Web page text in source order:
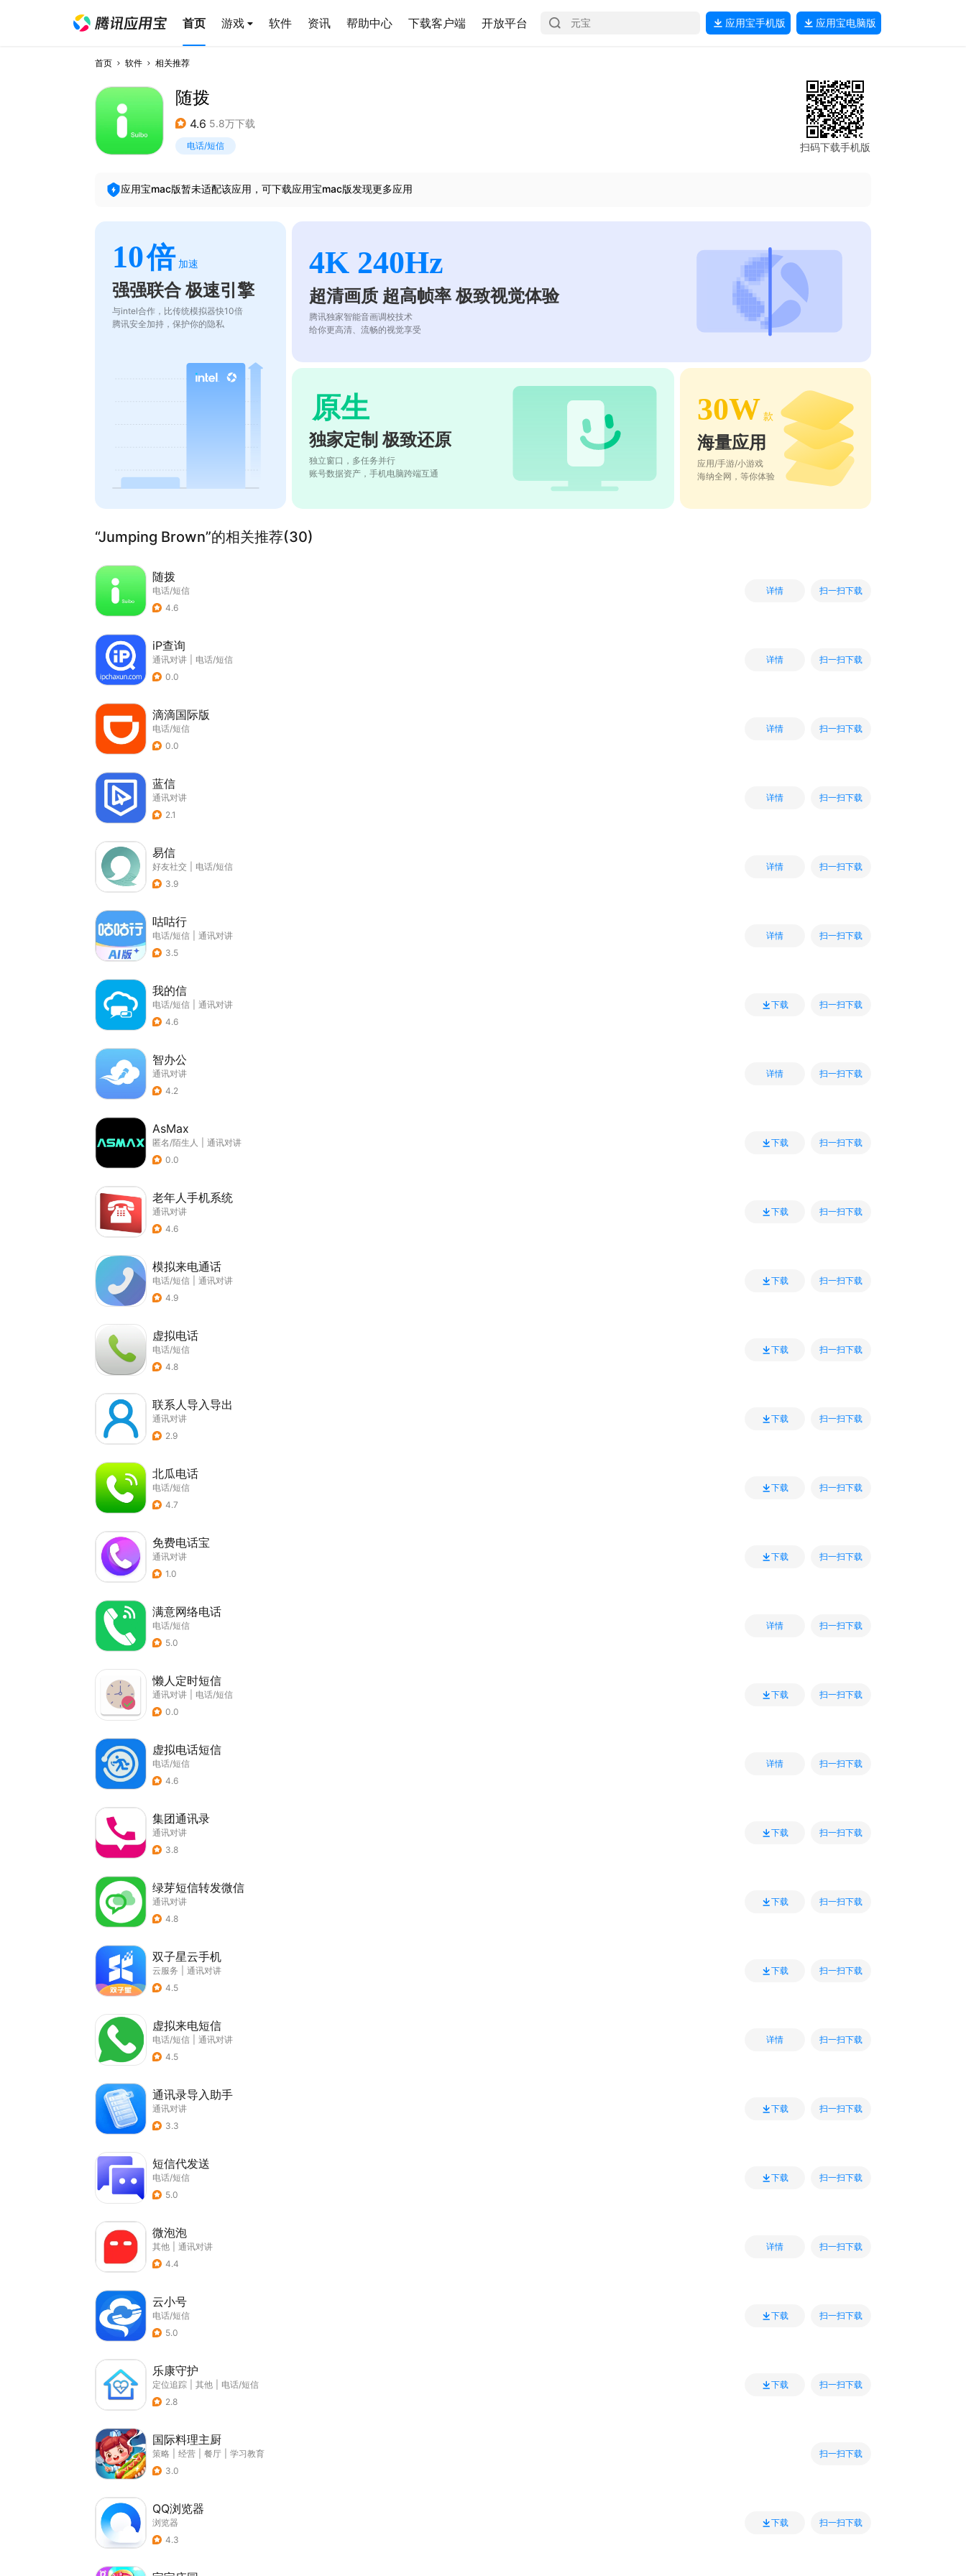
首页 游戏 软件 资讯 帮助中心 下载客户端 开放平台 应用宝手机版 应用宝电脑版
首页 软件 相关推荐
随拨
4.6 5.8万下载
电话/短信 扫码下载手机版
应用宝mac版暂未适配该应用，可下载应用宝mac版发现更多应用
10倍 加速
强强联合 极速引擎
与intel合作，比传统模拟器快10倍
腾讯安全加持，保护你的隐私
4K 240Hz
超清画质 超高帧率 极致视觉体验
腾讯独家智能音画调校技术
给你更高清、流畅的视觉享受
原生
独家定制 极致还原
独立窗口，多任务并行
账号数据资产，手机电脑跨端互通
30W 款
海量应用
应用/手游/小游戏
海纳全网，等你体验
“Jumping Brown”的相关推荐(30)
随拨
电话/短信
4.6
详情 扫一扫下载
iP查询
通讯对讲
电话/短信
0.0
详情 扫一扫下载
滴滴国际版
电话/短信
0.0
详情 扫一扫下载
蓝信
通讯对讲
2.1
详情 扫一扫下载
易信
好友社交
电话/短信
3.9
详情 扫一扫下载
咕咕行
电话/短信
通讯对讲
3.5
详情 扫一扫下载
我的信
电话/短信
通讯对讲
4.6
下载 扫一扫下载
智办公
通讯对讲
4.2
详情 扫一扫下载
AsMax
匿名/陌生人
通讯对讲
0.0
下载 扫一扫下载
老年人手机系统
通讯对讲
4.6
下载 扫一扫下载
模拟来电通话
电话/短信
通讯对讲
4.9
下载 扫一扫下载
虚拟电话
电话/短信
4.8
下载 扫一扫下载
联系人导入导出
通讯对讲
2.9
下载 扫一扫下载
北瓜电话
电话/短信
4.7
下载 扫一扫下载
免费电话宝
通讯对讲
1.0
下载 扫一扫下载
满意网络电话
电话/短信
5.0
详情 扫一扫下载
懒人定时短信
通讯对讲
电话/短信
0.0
下载 扫一扫下载
虚拟电话短信
电话/短信
4.6
详情 扫一扫下载
集团通讯录
通讯对讲
3.8
下载 扫一扫下载
绿芽短信转发微信
通讯对讲
4.8
下载 扫一扫下载
双子星云手机
云服务
通讯对讲
4.5
下载 扫一扫下载
虚拟来电短信
电话/短信
通讯对讲
4.5
详情 扫一扫下载
通讯录导入助手
通讯对讲
3.3
下载 扫一扫下载
短信代发送
电话/短信
5.0
下载 扫一扫下载
微泡泡
其他
通讯对讲
4.4
详情 扫一扫下载
云小号
电话/短信
5.0
下载 扫一扫下载
乐康守护
定位追踪 其他
电话/短信
2.8
下载 扫一扫下载
国际料理主厨
策略 经营 餐厅
学习教育
3.0
扫一扫下载
QQ浏览器
浏览器
4.3
下载 扫一扫下载